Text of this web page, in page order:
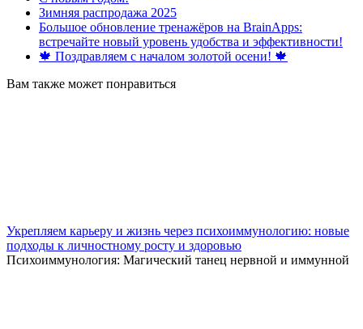
Зимняя распродажа 2025
Большое обновление тренажёров на BrainApps:
встречайте новый уровень удобства и эффективности!
🍁 Поздравляем с началом золотой осени! 🍁
Вам также может понравиться
Укрепляем карьеру и жизнь через психоиммунологию: новые
подходы к личностному росту и здоровью
Психоиммунология: Магический танец нервной и иммунной